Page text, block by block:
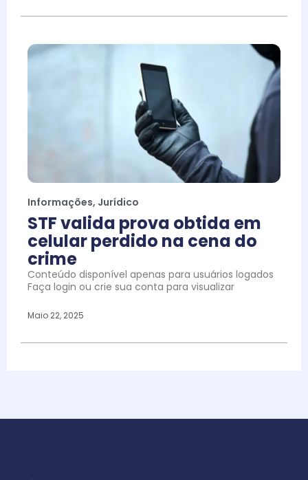
Informações, Jurídico
STF valida prova obtida em
celular perdido na cena do
crime
Conteúdo disponível apenas para usuários logados
Faça login ou crie sua conta para visualizar
Maio 22, 2025